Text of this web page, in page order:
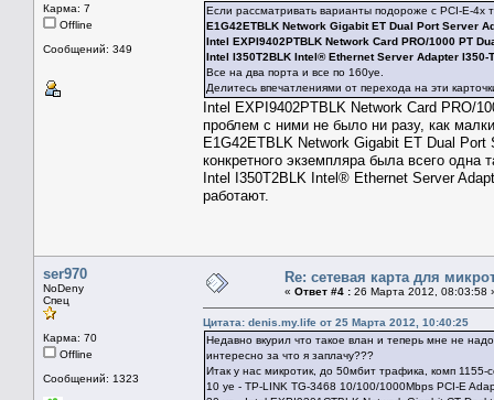
Карма: 7
Offline
Сообщений: 349
Если рассматривать варианты подороже с PCI-E-4x
E1G42ETBLK Network Gigabit ET Dual Port Server
Intel EXPI9402PTBLK Network Card PRO/1000 PT
Intel I350T2BLK Intel® Ethernet Server Adapter I350-
Все на два порта и все по 160уе.
Делитесь впечатлениями от перехода на эти
Intel EXPI9402PTBLK Network Card PRO/
проблем с ними не было ни разу, как
E1G42ETBLK Network Gigabit ET Dual
конкретного экземпляра была всего одна
Intel I350T2BLK Intel® Ethernet Server
работают.
ser970
NoDeny
Спец
Карма: 70
Offline
Сообщений: 1323
Re: сетевая карта для
« Ответ #4 : 26 Марта 2012, 08:03:58
Цитата: denis.my.life от 25 Марта 2012, 10:40:25
Недавно вкурил что такое влан и теперь мне не
интересно за что я заплачу???
Итак у нас микротик, до 50мбит трафика, комп 1155-
10 уе - TP-LINK TG-3468 10/100/1000Mbps PCI-E